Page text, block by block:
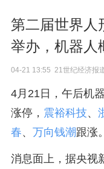
第二届世界人
举办，机器人
04-21 13:55 21世纪经济报
4月21日，午后机
涨停， 震裕科技、
春、 万向钱潮跟涨。
消息面上，据央视